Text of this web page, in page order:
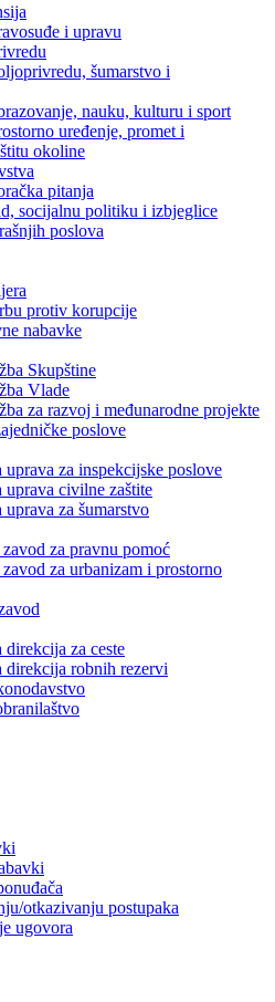
i upravu
šumarstvo i
nauku, kulturu i sport
uređenje, promet i
okoline
pitanja
socijalnu politiku i izbjeglice
poslova
protiv korupcije
nabavke
Skupštine
Vlade
za razvoj i međunarodne projekte
poslove
uprava za inspekcijske poslove
uprava civilne zaštite
za šumarstvo
za pravnu pomoć
za urbanizam i prostorno
direkcija za ceste
direkcija robnih rezervi
otkazivanju postupaka
ugovora